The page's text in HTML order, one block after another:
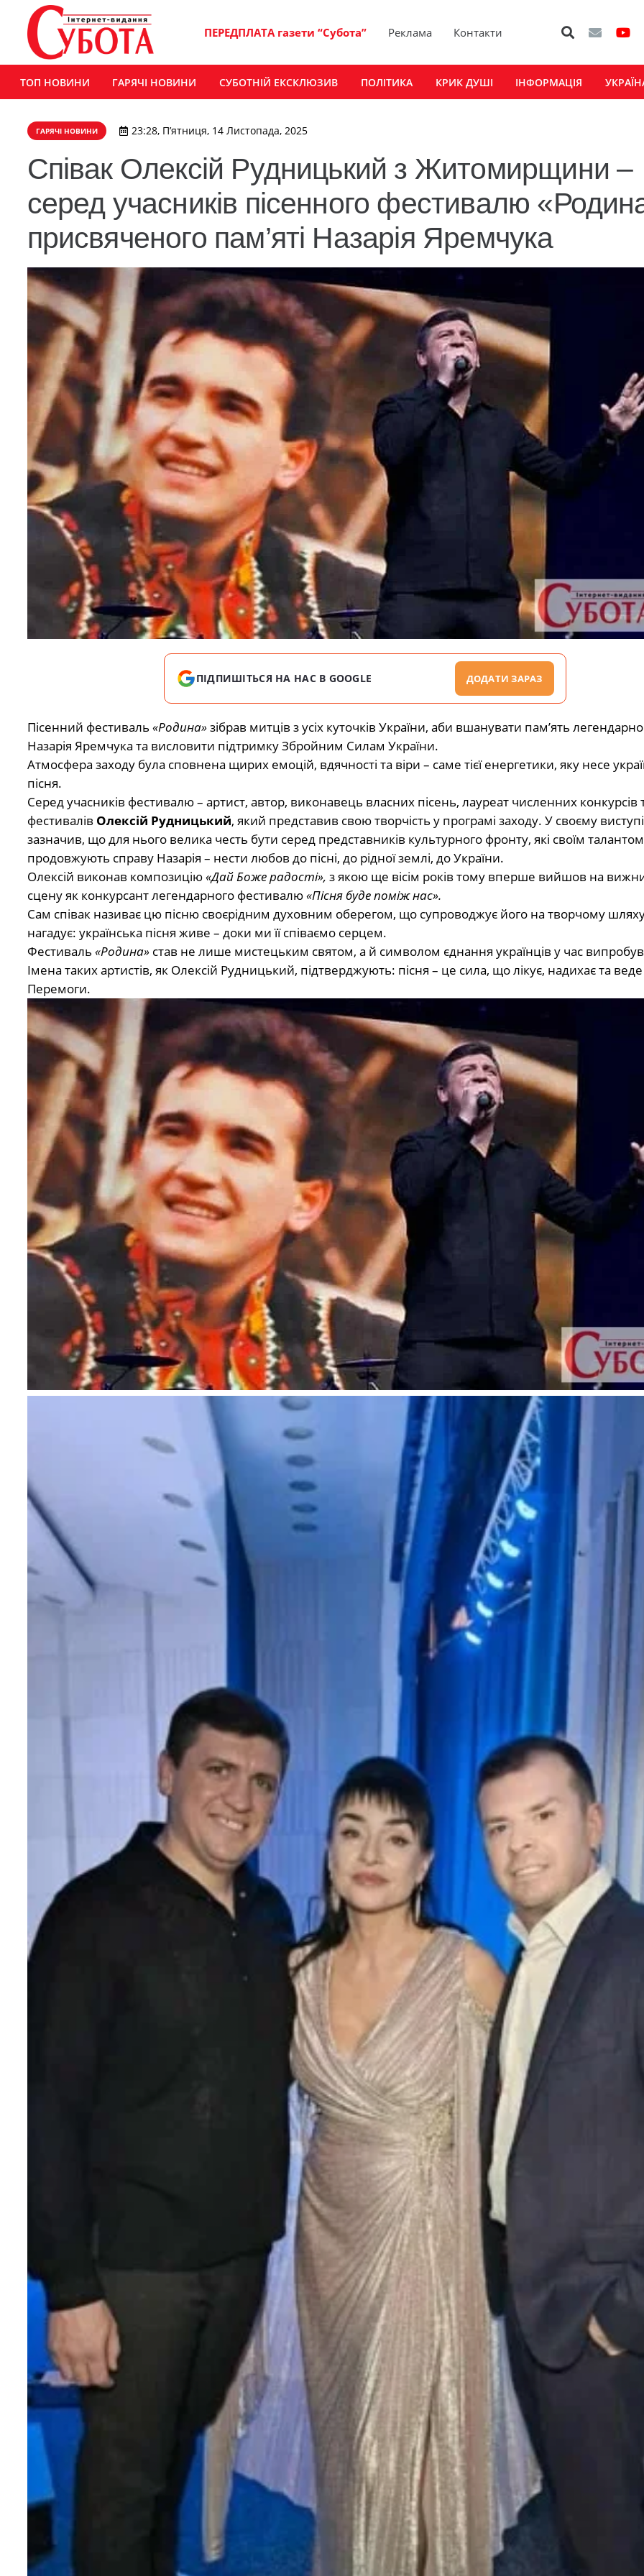
ПЕРЕДПЛАТА газети “Субота” Реклама Контакти
ТОП НОВИНИ ГАРЯЧІ НОВИНИ СУБОТНІЙ ЕКСКЛЮЗИВ ПОЛІТИКА КРИК ДУШІ ІНФОРМАЦІЯ
ГАРЯЧІ НОВИНИ 23:28, П’ятниця, 14 Листопада, 2025
Співак Олексій Рудницький з Житомирщини –
серед учасників пісенного фестивалю
присвяченого пам’яті Назарія Яремчука
ПІДПИШІТЬСЯ НА НАС В GOOGLE ДОДАТИ ЗАРАЗ
Пісенний фестиваль «Родина»зібрав митців з усіх куточків України, аби вшанувати пам’ять
Назарія Яремчука та висловити підтримку Збройним Силам України.
Атмосфера заходу була сповнена щирих емоцій, вдячності та віри – саме тієї енергетики, яку несе
пісня.
Серед учасників фестивалю – артист, автор, виконавець власних пісень, лауреат численних конкурсів
фестивалів Олексій Рудницький, який представив свою творчість у програмі заходу. У своєму
зазначив, що для нього велика честь бути серед представників культурного фронту, які своїм
продовжують справу Назарія – нести любов до пісні, до рідної землі, до України.
Олексій виконав композицію«Дай Боже радості», з якою ще вісім років тому вперше вийшов на
сцену як конкурсант легендарного фестивалю«Пісня буде поміж нас».
Сам співак називає цю пісню своєрідним духовним оберегом, що супроводжує його на творчому
нагадує: українська пісня живе – доки ми її співаємо серцем.
Фестиваль «Родина»став не лише мистецьким святом, а й символом єднання українців у час
Імена таких артистів, як Олексій Рудницький, підтверджують: пісня – це сила, що лікує, надихає та
Перемоги.